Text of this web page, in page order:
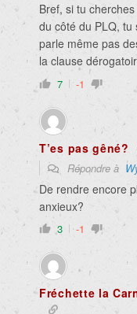
Bref, si tu
du côté du PLQ,
parle même pas
la clause
7 -1
T’es pas gêné?
Répondre à
De rendre encore
anxieux?
3 -1
Fréchette la